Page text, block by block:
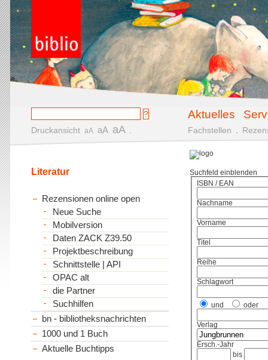
Aktuelles
Druckansicht aA aA aA Fachstellen
Suchfeld einblenden
ISBN / EAN
Nachname
Vorname
Titel
Reihe
Schlagwort
und oder
Verlag
Ersch.-Jahr
bis
Literatur
Rezensionen online open
Neue Suche
Mobilversion
Daten ZACK Z39.50
Projektbeschreibung
Schnittstelle | API
OPAC alt
die Partner
Suchhilfen
bn - bibliotheksnachrichten
1000 und 1 Buch
Aktuelle Buchtipps